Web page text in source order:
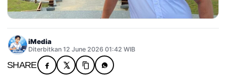
iMedia
Diterbitkan 12 June 2026 01:42 WIB
SHARE